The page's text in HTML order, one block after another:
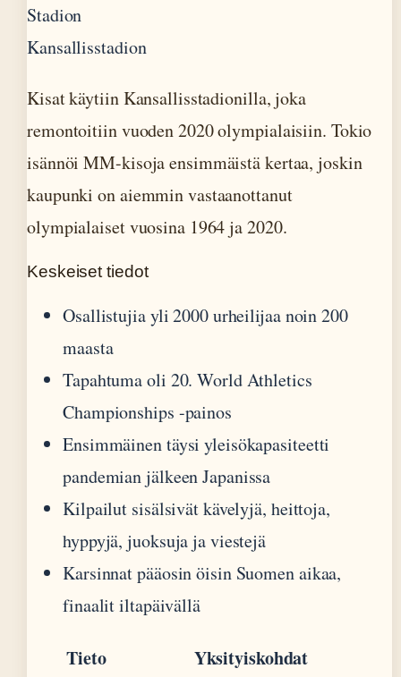
Stadion
Kansallisstadion
Kisat käytiin Kansallisstadionilla, joka
remontoitiin vuoden 2020 olympialaisiin. Tokio
isännöi MM-kisoja ensimmäistä kertaa, joskin
kaupunki on aiemmin vastaanottanut
olympialaiset vuosina 1964 ja 2020.
Keskeiset tiedot
Osallistujia yli 2000 urheilijaa noin 200
maasta
Tapahtuma oli 20. World Athletics
Championships -painos
Ensimmäinen täysi yleisökapasiteetti
pandemian jälkeen Japanissa
Kilpailut sisälsivät kävelyjä, heittoja,
hyppyjä, juoksuja ja viestejä
Karsinnat pääosin öisin Suomen aikaa,
finaalit iltapäivällä
Tieto Yksityiskohdat